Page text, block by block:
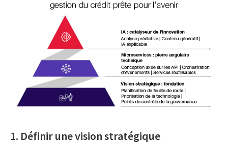
1. Définir une vision stratégique